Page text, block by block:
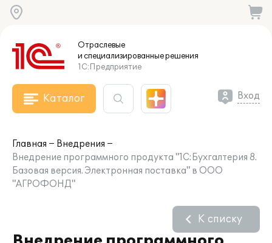
Отраслевые
и специализированныерешения
1С:Предприятие
Каталог Вход
Главная
Внедрения
Внедрение программного продукта "1С:Бухгалтерия 8.
Базовая версия. Электронная поставка" в ООО
"АГРОФОНД"
К списку